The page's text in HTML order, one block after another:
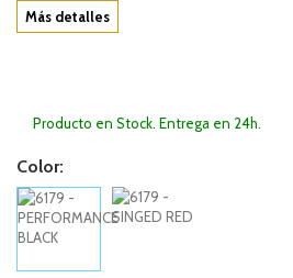
Más detalles
Producto en Stock. Entrega en 24h.
Color: